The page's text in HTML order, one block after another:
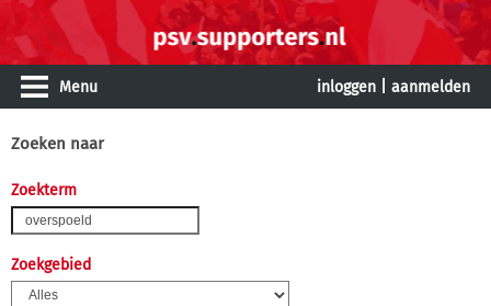
Menu inloggen aanmelden
Zoeken naar
Zoekterm
Zoekgebied